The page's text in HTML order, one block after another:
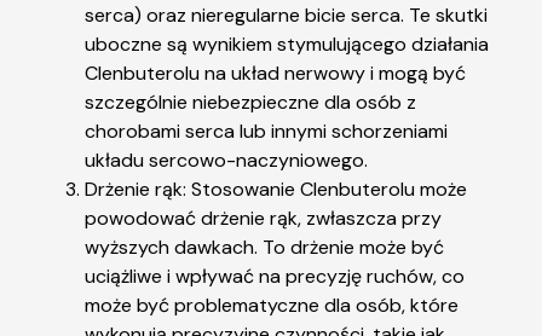
serca) oraz nieregularne bicie serca. Te skutki
uboczne są wynikiem stymulującego działania
Clenbuterolu na układ nerwowy i mogą być
szczególnie niebezpieczne dla osób z
chorobami serca lub innymi schorzeniami
układu sercowo-naczyniowego.
Drżenie rąk: Stosowanie Clenbuterolu może
powodować drżenie rąk, zwłaszcza przy
wyższych dawkach. To drżenie może być
uciążliwe i wpływać na precyzję ruchów, co
może być problematyczne dla osób, które